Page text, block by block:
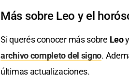
Más sobre Leo y el
Si querés conocer más sobre Leo
archivo completo del signo.
últimas actualizaciones.